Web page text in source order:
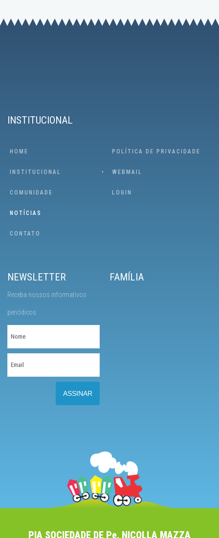
INSTITUCIONAL
HOME
INSTITUCIONAL
COMUNIDADE
NOTÍCIAS
CONTATO
POLÍTICA DE PRIVACIDADE
WEBMAIL
LOGIN
NEWSLETTER
Receba nossos informativos
periódicos
FAMÍLIA
PIA SOCIEDADE DE Pe. NICOLLA MAZZA